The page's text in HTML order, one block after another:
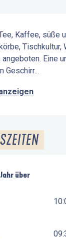
Kaffee, süße
angeboten. Eine
Geschirr...
über
über